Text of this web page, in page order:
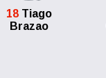
18Tiago
Brazao